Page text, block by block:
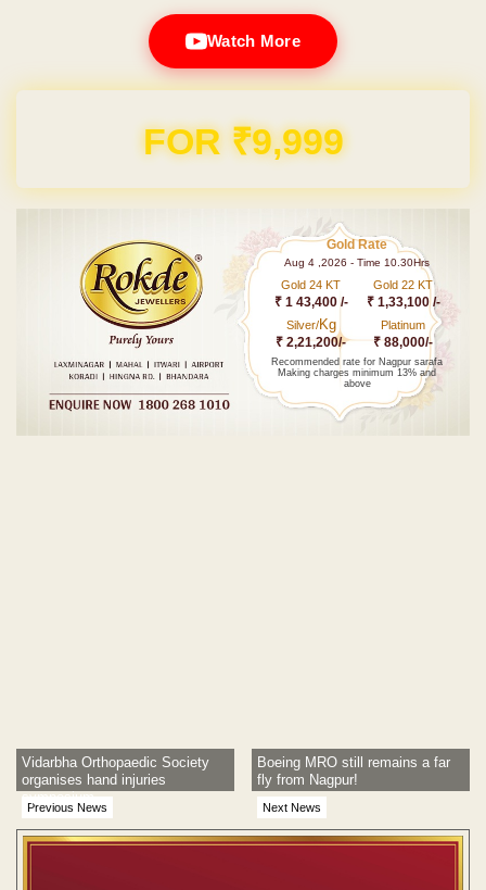
Watch More
Domain & Hosting FREE for 1 Year
Gold Rate
Aug 4 ,2026 - Time 10.30Hrs
Gold 24 KT
₹ 1 43,400 /-
Gold 22 KT
₹ 1,33,100 /-
Silver/Kg
₹ 2,21,200/-
Platinum
₹ 88,000/-
Recommended rate for Nagpur sarafa
Making charges minimum 13% and
above
Previous News
Vidarbha Orthopaedic Society
organises hand injuries
symposium
Next News
Boeing MRO still remains a far
fly from Nagpur!